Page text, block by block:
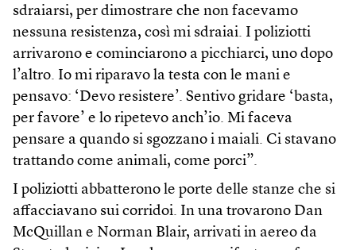
sdraiarsi, per dimostrare che non facevamo
nessuna resistenza, così mi sdraiai. I poliziotti
arrivarono e cominciarono a picchiarci, uno dopo
l’altro. Io mi riparavo la testa con le mani e
pensavo: ‘Devo resistere’. Sentivo gridare ‘basta,
per favore’ e lo ripetevo anch’io. Mi faceva
pensare a quando si sgozzano i maiali. Ci stavano
trattando come animali, come porci”.
I poliziotti abbatterono le porte delle stanze che si
affacciavano sui corridoi. In una trovarono Dan
McQuillan e Norman Blair, arrivati in aereo da